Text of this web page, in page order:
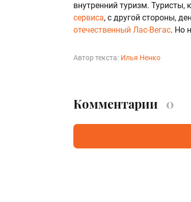
внутренний туризм. Туристы,
сервиса, с другой стороны,
отечественный Лас-Вегас. Но
Автор текста: Илья Ненко
Комментарии 0